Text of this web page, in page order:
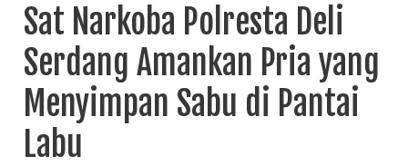
Sat Narkoba Polresta Deli
Serdang Amankan Pria yang
Menyimpan Sabu di Pantai
Labu